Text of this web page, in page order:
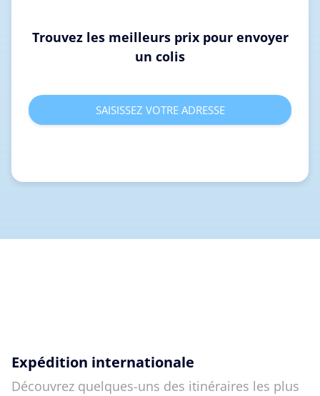
Trouvez les meilleurs prix pour envoyer
un colis
SAISISSEZ VOTRE ADRESSE
Expédition internationale
Découvrez quelques-uns des itinéraires les plus